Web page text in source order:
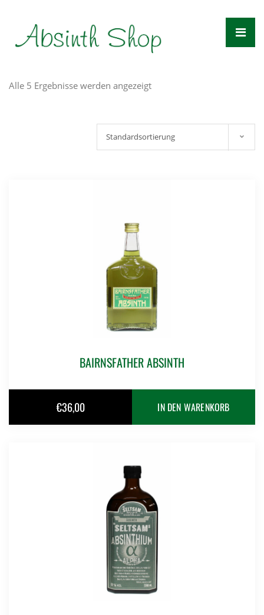
springen
Alle 5 Ergebnisse werden angezeigt
Standardsortierung
BAIRNSFATHER ABSINTH
€36,00 IN DEN WARENKORB